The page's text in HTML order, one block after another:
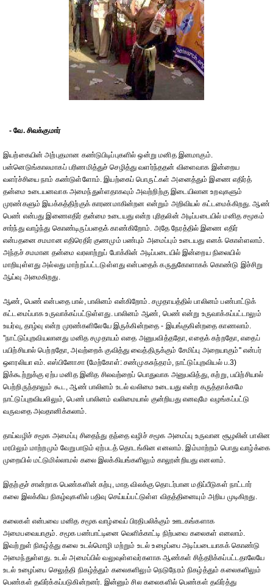
- வே. சிவக்குமார்
இயற்கையின் அற்புதமான கண்டுபிடிப்புகளில் ஒன்று மனித இனமாகும்.
பன்னெடுங்காலமாகப் பரிணமித்துச் செழித்து வளர்ந்ததன் விளைவாக இன்றைய
வளர்ச்சியை நாம் கண்டுள்ளோம். இயற்கைப் பொருட்கள் அனைத்தும் இணை எதிர்த்
தன்மை உடையனவாக அமைந்துள்ளதாகவும் அவற்றிற்கு இடையிலான உறவுகளும்
முரண்களும் இயக்கத்திற்குக் காரணமாகின்றன என்றும் அறிவியல் கட்டமைக்கிறது. ஆண்
பெண் என்பது இணைஎதிர் தன்மை உடையது என்ற புரிதலின் அடிப்படையில் மனித சமூகம்
சார்ந்து வாழ்ந்து கொண்டிருப்பதைக் காண்கிறோம். அதே நேரத்தில் இணை எதிர்
என்பதனை சமமான எதிரெதிர் குணமும் பண்பும் அமைப்பும் உடையது எனக் கொள்ளலாம்.
அந்தச் சமமான தன்மை வரலாற்றுப் போக்கின் அடிப்படையில் இன்றைய நிலையில்
மாறியுள்ளது அல்லது மாற்றப்பட்டடுள்ளது என்பதைக் கருதுகோளாகக் கொண்டு இச்சிறு
ஆய்வு அமைகிறது.
ஆண், பெண் என்பதை பால், பாலினம் என்கிறோம். சமுதாயத்தில் பாலினம் பண்பாட்டுக்
கட்டமைப்பாக உருவாக்கப்பட்டுள்ளது. பாலினம் ஆண், பெண் என்று உருவாக்கப்பட்டாலும்
உயர்வு, தாழ்வு என்ற முரண்களிலேயே இருக்கின்றதை - இயங்குகின்றதை காணலாம்.
''நாட்டுப்புறவியலானது மனித சமுதாயம் எதை அனுபவித்ததோ, எதைக் கற்றதோ, எதைப்
பயிற்சியால் பெற்றதோ, அவற்றைக் குவித்து வைத்திருக்கும் சேமிப்பு அறையாகும்'' என்பர்
ஒளரலியா எம். எஸ்பினோசா (மேற்கோள்: சண்முகசுந்தரம், நாட்டுப்புறவியல் ப.3)
இக்கூற்றுக்கு ஏற்ப மனித இனித சிலவற்றைப் பொதுவாக அனுபவித்து, கற்று, பயிற்சியால்
பெற்றிருந்தாலும் கூட, ஆண் பாலினம் உடல் வலிமை உடையது என்ற கருத்தாக்கமே
நாட்டுப்புறவியலிலும், பெண் பாலினம் வலிமையால் குன்றியது எனவுமே வழங்கப்பட்டு
வருவதை அவதானிக்கலாம்.
தாய்வழிச் சமூக அமைப்பு சிதைந்து தந்தை வழிச் சமூக அமைப்பு உருவான சூழலின் பாலின
மரபிலும் மாற்றமும் வேறுபாடும் ஏற்படத் தொடங்கின எனலாம். இம்மாற்றம் பொது வாழ்க்கை
முறையில் மட்டுமில்லாமல் கலை இலக்கியங்களிலும் காலூன்றியது எனலாம்.
இதற்குச் சான்றாக பெண்களின் கற்பு, மாத விலக்கு தொடர்பான மதிப்பீடுகள் நாட்டார்
கலை இலக்கிய நிகழ்வுகளில் பதிவு செய்யப்பட்டுள்ள விதத்தினையும் அறிய முடிகிறது.
கலைகள் என்பவை மனித சமூக வாழ்வைப் பிரதிபலிக்கும் ஊடகங்களாக
அமைபவையாகும். சமூக பண்பாட்டினை வெளிக்காட்டி நிற்பவை கலைகள் எனலாம்.
இவற்றுள் நிகழ்த்து கலை உடல்மொழி மற்றும் உடல் உழைப்பை அடிப்படையாகக் கொண்டு
அமைந்துள்ளது. உடல் அமைப்பில் வலுவுள்ளவர்களாக ஆண்கள் சித்தரிக்கப்பட்டதாலேயே
உடல் உழைப்பை செலுத்தி நிகழ்த்தும் கலைகளிலும் நெடுநேரம் நிகழ்த்தும் கலைகளிலும்
பெண்கள் தவிர்க்கப்படுகின்றனர். இன்னும் சில கலைகளில் பெண்கள் தவிர்த்து